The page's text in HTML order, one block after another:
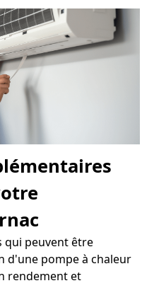
qui peuvent être
d'une pompe à chaleur
rendement et